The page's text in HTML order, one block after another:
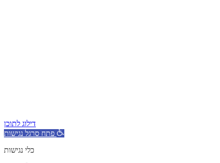
דילוג לתוכן
פתח סרגל נגישות
כלי נגישות